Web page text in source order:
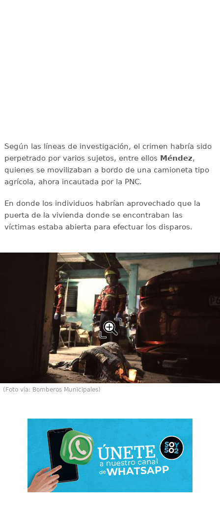
Según las líneas de investigación, el crimen habría sido
perpetrado por varios sujetos, entre ellos Méndez,
quienes se movilizaban a bordo de una camioneta tipo
agrícola, ahora incautada por la PNC.
En donde los individuos habrían aprovechado que la
puerta de la vivienda donde se encontraban las
víctimas estaba abierta para efectuar los disparos.
(Foto vía: Bomberos Municipales)